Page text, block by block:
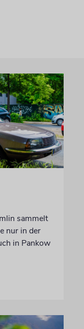
sammelt
nur in der
in Pankow